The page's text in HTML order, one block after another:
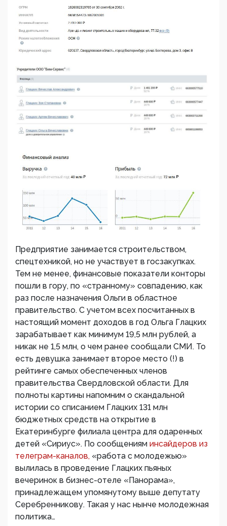
Предприятие занимается строительством,
спецтехникой, но не участвует в госзакупках.
Тем не менее, финансовые показатели конторы
пошли в гору, по «странному» совпадению, как
раз после назначения Ольги в областное
правительство. С учетом всех посчитанных в
настоящий момент доходов в год Ольга Глацких
зарабатывает как минимум 19,5 млн рублей, а
никак не 1,5 млн, о чем ранее сообщали СМИ. То
есть девушка занимает второе место (!) в
рейтинге самых обеспеченных членов
правительства Свердловской области. Для
полноты картины напомним о скандальной
истории со списанием Глацких 131 млн
бюджетных средств на открытие в
Екатеринбурге филиала центра для одаренных
детей «Сириус». По сообщениям инсайдеров из
телеграм-каналов, «работа с молодежью»
вылилась в проведение Глацких пьяных
вечеринок в бизнес-отеле «Панорама»,
принадлежащем упомянутому выше депутату
Серебренникову. Такая у нас нынче молодежная
политика…